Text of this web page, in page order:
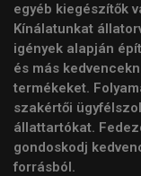
egyéb kiegészítők
Kínálatunkat
igények alapján
és más
termékeket.
szakértői
állattartókat.
gondoskodj
forrásból.